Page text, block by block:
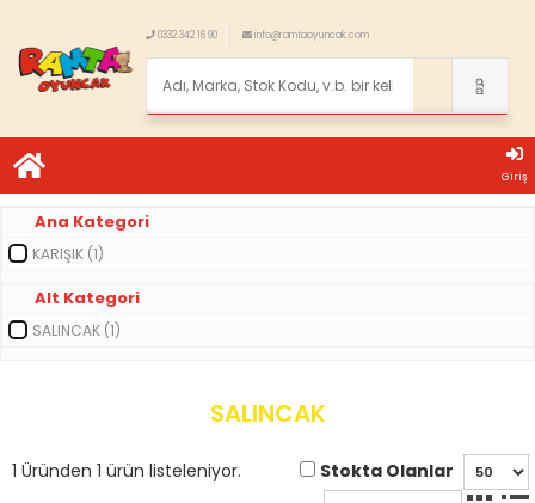
0332 342 16 90 info@ramtaoyuncak.com
Giriş
Ana Kategori
KARIŞIK (1)
Alt Kategori
SALINCAK (1)
SALINCAK
1 Üründen 1 ürün listeleniyor. Stokta Olanlar